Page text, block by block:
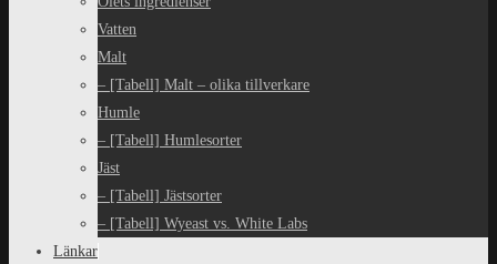
Vatten
Malt
– [Tabell] Malt – olika tillverkare
Humle
– [Tabell] Humlesorter
Jäst
– [Tabell] Jästsorter
– [Tabell] Wyeast vs. White Labs
Länkar